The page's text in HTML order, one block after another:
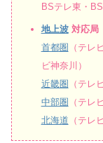
BSテレ東・
地上波対応局
首都圏 （テレ
ビ神奈川）
近畿圏 （テレ
中部圏 （テレ
北海道 （テレ